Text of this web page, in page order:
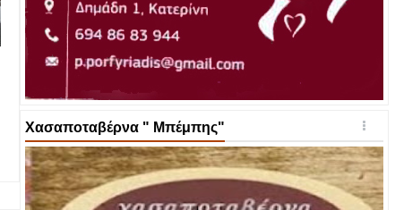
Χασαποταβέρνα " Μπέμπης"